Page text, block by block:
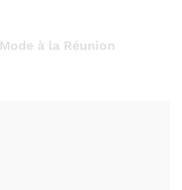
Mode à la Réunion